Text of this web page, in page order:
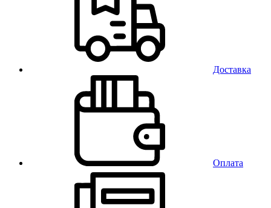
Доставка
Оплата